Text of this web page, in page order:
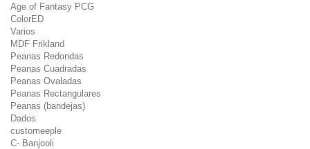
Age of Fantasy PCG
ColorED
Varios
MDF Frikland
Peanas Redondas
Peanas Cuadradas
Peanas Ovaladas
Peanas Rectangulares
Peanas (bandejas)
Dados
customeeple
C- Banjooli